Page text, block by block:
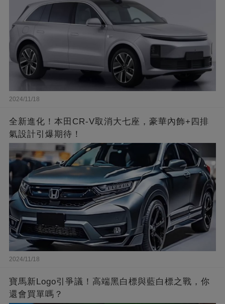
2024/11/18
全新進化！本田CR-V取消大七座，豪華內飾+四排
氣設計引爆期待！
2024/11/18
寶馬新Logo引爭議！高端黑白標與藍白標之戰，你
還會買單嗎？